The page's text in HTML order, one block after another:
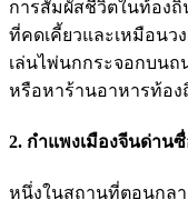
การสัมผัสชีวิตในท้อง
ที่คดเคี้ยวและเหมือนว
เล่นไพ่นกกระจอกบน
หรือหาร้านอาหารท้อ
2. กำแพงเมืองจีนด่าน
หนึ่งในสถานที่ตอนกล